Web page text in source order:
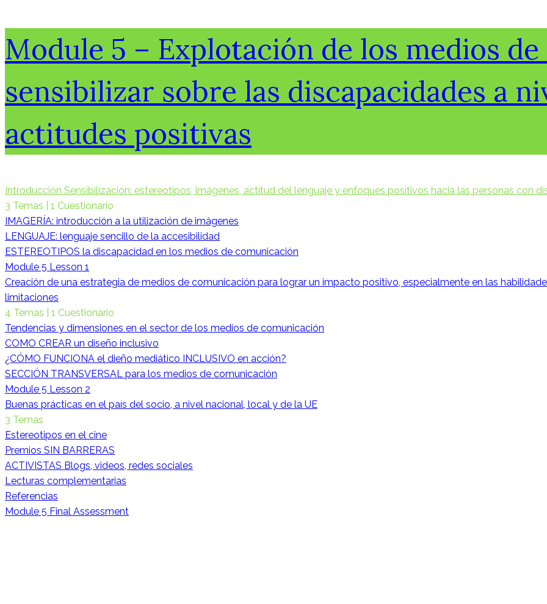
Module 5 – Explotación de los medios
sensibilizar sobre las discapacidades a
actitudes positivas
Introducción Sensibilización: estereotipos, imágenes, actitud del lenguaje y enfoques positivos hacia las personas con
3 Temas
1 Cuestionario
IMAGERÍA: introducción a la utilización de imágenes
LENGUAJE: lenguaje sencillo de la accesibilidad
ESTEREOTIPOS la discapacidad en los medios de comunicación
Module 5 Lesson 1
Creación de una estrategia de medios de comunicación para lograr un impacto positivo, especialmente en las
limitaciones
4 Temas
1 Cuestionario
Tendencias y dimensiones en el sector de los medios de comunicación
COMO CREAR un diseño inclusivo
¿CÓMO FUNCIONA el dieño mediático INCLUSIVO en acción?
SECCIÓN TRANSVERSAL para los medios de comunicación
Module 5 Lesson 2
Buenas prácticas en el país del socio, a nivel nacional, local y de la UE
3 Temas
Estereotipos en el cine
Premios SIN BARRERAS
ACTIVISTAS Blogs, videos, redes sociales
Lecturas complementarias
Referencias
Module 5 Final Assessment